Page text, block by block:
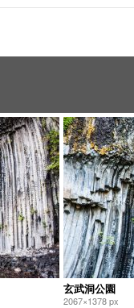
玄武洞公園
2067×1378 px